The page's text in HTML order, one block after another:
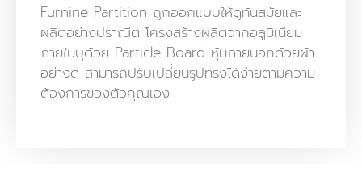
Furnine Partition ถูกออกแบบให้ดูทันสมัยและ
ผลิตอย่างปราณีต โครงสร้างผลิตจากอลูมิเนียม
ภายในบุด้วย Particle Board หุ้มภายนอกด้วยผ้า
อย่างดี สามารถปรับเปลี่ยนรูปทรงได้ง่ายตามความ
ต้องการของตัวคุณเอง